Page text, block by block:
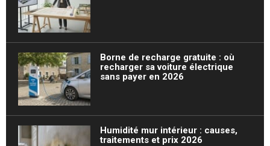
Borne de recharge gratuite : où
recharger sa voiture électrique
sans payer en 2026
Humidité mur intérieur : causes,
traitements et prix 2026